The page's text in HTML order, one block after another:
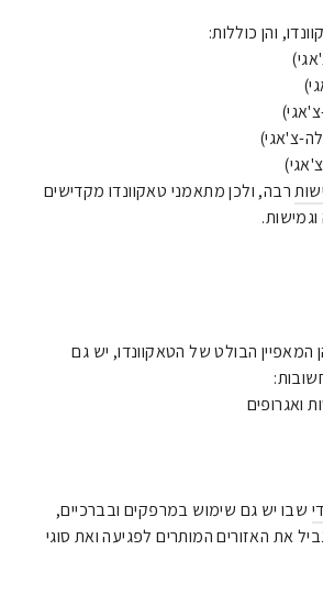
והן כוללות:
צ'אגי)
רבה, ולכן מתאמני טאקוונדו מקדישים
הבולט של הטאקוונדו, יש גם
ואגרופים
שבו יש גם שימוש במרפקים ובברכיים,
את האזורים המותרים לפגיעה ואת סוגי